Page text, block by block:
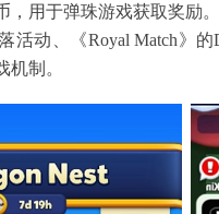
，用于弹珠游戏获取奖励
活动、《Royal Match》
制。